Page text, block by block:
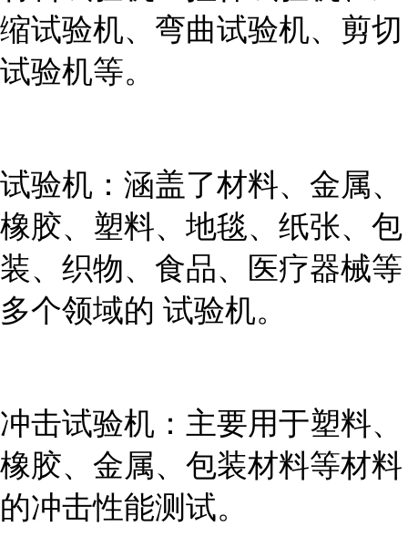
缩试验机、弯曲试验机、剪切
试验机等。
试验机：涵盖了材料、金属、
橡胶、塑料、地毯、纸张、包
装、织物、食品、医疗器械等
多个领域的 试验机。
冲击试验机：主要用于塑料、
橡胶、金属、包装材料等材料
的冲击性能测试。